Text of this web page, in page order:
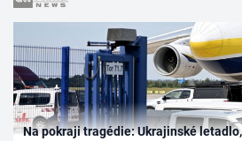
Na pokraji tragédie: Ukrajinské